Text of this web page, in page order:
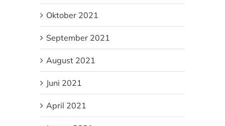
Oktober 2021
September 2021
August 2021
Juni 2021
April 2021